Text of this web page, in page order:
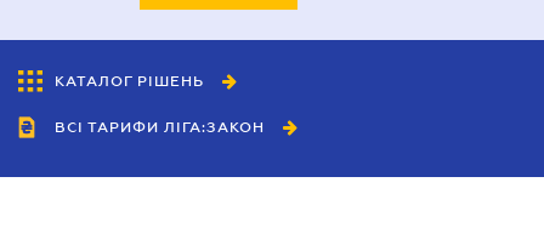
КАТАЛОГ РІШЕНЬ
ВСІ ТАРИФИ ЛІГА:ЗАКОН